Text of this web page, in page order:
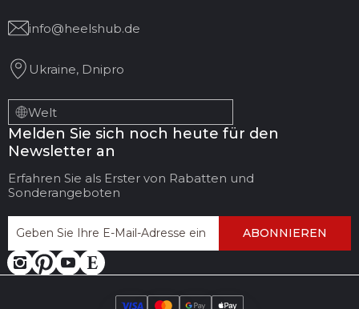
info@heelshub.de
Ukraine, Dnipro
Welt
Melden Sie sich noch heute für den
Newsletter an
Erfahren Sie als Erster von Rabatten und
Sonderangeboten
ABONNIEREN